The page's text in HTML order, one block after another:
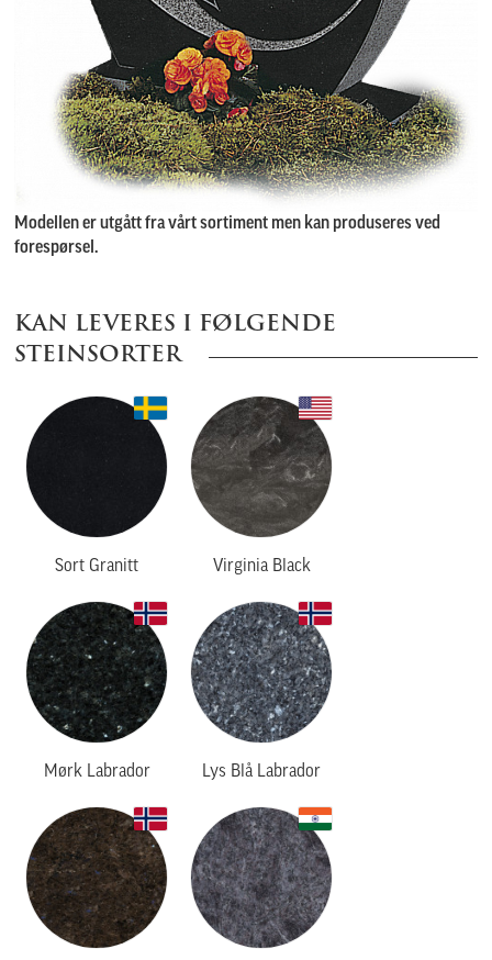
Modellen er utgått fra vårt sortiment men kan produseres ved
forespørsel.
KAN LEVERES I FØLGENDE
STEINSORTER
Sort Granitt Virginia Black
Mørk Labrador Lys Blå Labrador